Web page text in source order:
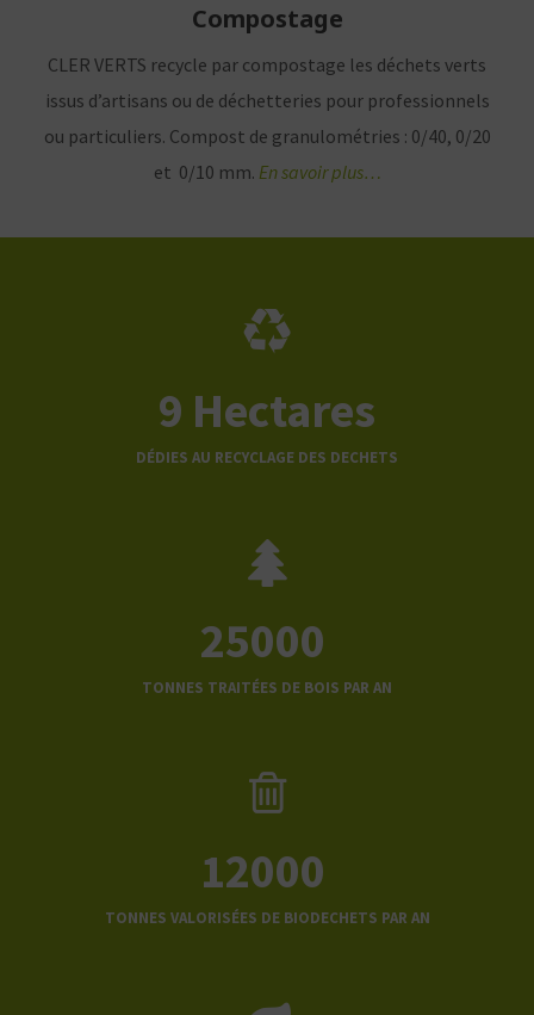
Compostage
CLER VERTS recycle par compostage les déchets verts
issus d’artisans ou de déchetteries pour professionnels
ou particuliers. Compost de granulométries : 0/40, 0/20
et 0/10 mm. En savoir plus…
9 Hectares
DÉDIES AU RECYCLAGE DES DECHETS
25000
TONNES TRAITÉES DE BOIS PAR AN
12000
TONNES VALORISÉES DE BIODECHETS PAR AN